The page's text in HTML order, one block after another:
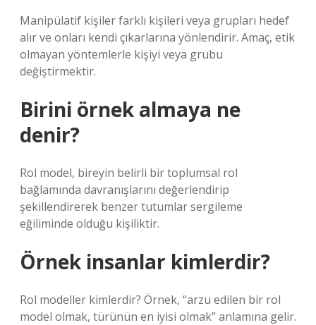
Manipülatif kişiler farklı kişileri veya grupları hedef
alır ve onları kendi çıkarlarına yönlendirir. Amaç, etik
olmayan yöntemlerle kişiyi veya grubu
değiştirmektir.
Birini örnek almaya ne
denir?
Rol model, bireyin belirli bir toplumsal rol
bağlamında davranışlarını değerlendirip
şekillendirerek benzer tutumlar sergileme
eğiliminde olduğu kişiliktir.
Örnek insanlar kimlerdir?
Rol modeller kimlerdir? Örnek, “arzu edilen bir rol
model olmak, türünün en iyisi olmak” anlamına gelir.